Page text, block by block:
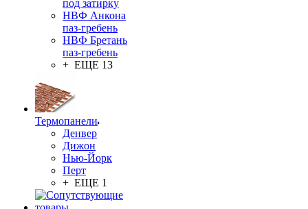
под затирку
НВФ Анкона
паз-гребень
НВФ Бретань
паз-гребень
+ ЕЩЕ 13
Термопанели
Денвер
Дижон
Нью-Йорк
Перт
+ ЕЩЕ 1